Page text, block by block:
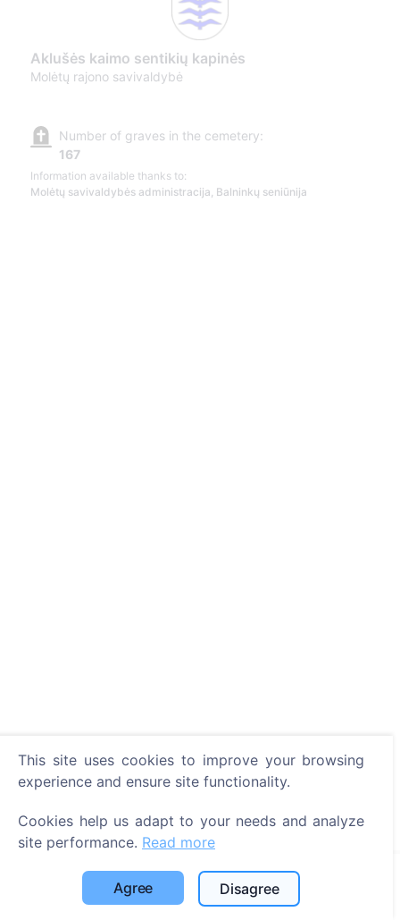
Aklušės kaimo sentikių kapinės
Molėtų rajono savivaldybė
Number of graves in the cemetery:
167
Information available thanks to:
Molėtų savivaldybės administracija, Balninkų seniūnija
This site uses cookies to improve your browsing
experience and ensure site functionality.
Cookies help us adapt to your needs and analyze
site performance. Read more
Agree Disagree